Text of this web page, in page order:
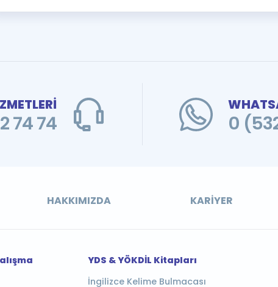
74 74 0
HAKKIMIZDA KARIYER
YDS & YÖKDİL Kitapları
İngilizce Kelime Bulmacası